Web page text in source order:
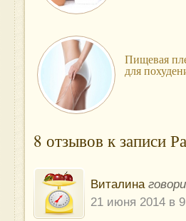
Пищевая
для
8 отзывов к записи
Виталина
21 июня 2014 в